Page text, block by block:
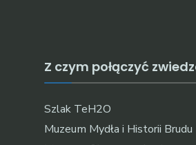
Z czym połączyć
Szlak TeH2O
Muzeum Mydła i Historii Brudu